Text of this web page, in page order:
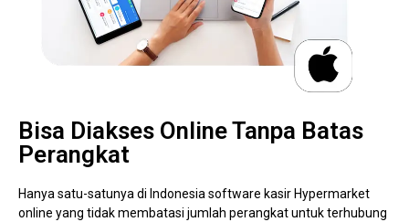
Bisa Diakses Online Tanpa Batas
Perangkat
Hanya satu-satunya di Indonesia software kasir Hypermarket
online yang tidak membatasi jumlah perangkat untuk terhubung